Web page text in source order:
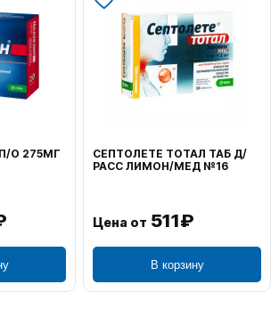
О 275МГ
СЕПТОЛЕТЕ ТОТАЛ ТАБ Д/
РАСС ЛИМОН/МЕД №16
Цена от 511₽
В корзину